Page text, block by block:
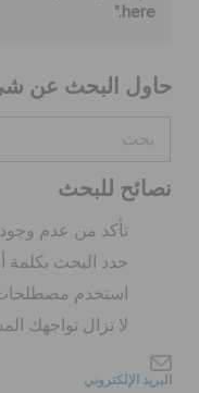
أطفال
كروكس لمكان
تنزيلات
here
."
حاول البحث عن
نصائح للبحث
تأكد من عدم
حدد البحث بكلمة
استخدم مصطلحات
لا تزال تواجهك
البريد الإلكتروني